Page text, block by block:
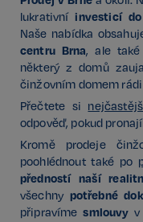
lukrativníinvesticí do
Naše nabídka
centru Brna, ale také
některý z domů
činžovním domem
Přečtete si
odpověď, pokud
Kromě prodeje
poohlédnout také po
předností naší
všechny potřebné
připravímesmlouvy v